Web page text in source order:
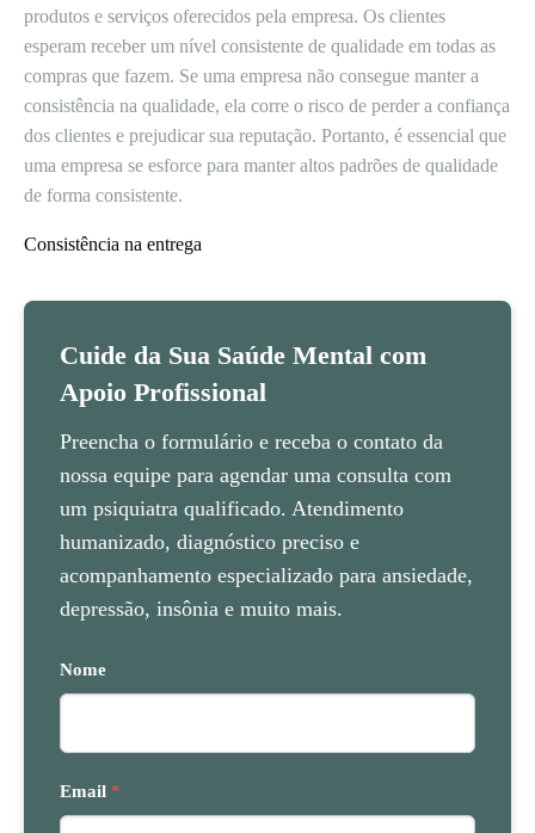
produtos e serviços oferecidos pela empresa. Os clientes
esperam receber um nível consistente de qualidade em todas as
compras que fazem. Se uma empresa não consegue manter a
consistência na qualidade, ela corre o risco de perder a confiança
dos clientes e prejudicar sua reputação. Portanto, é essencial que
uma empresa se esforce para manter altos padrões de qualidade
de forma consistente.
Consistência na entrega
Cuide da Sua Saúde Mental com
Apoio Profissional
Preencha o formulário e receba o contato da
nossa equipe para agendar uma consulta com
um psiquiatra qualificado. Atendimento
humanizado, diagnóstico preciso e
acompanhamento especializado para ansiedade,
depressão, insônia e muito mais.
Nome
Email *